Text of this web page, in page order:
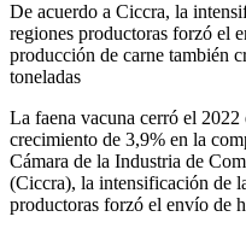
De acuerdo a Ciccra, la
regiones productoras forzó el
producción de carne también
toneladas
La faena vacuna cerró el
crecimiento de 3,9% en la
Cámara de la Industria de
(Ciccra), la intensificación de
productoras forzó el envío de